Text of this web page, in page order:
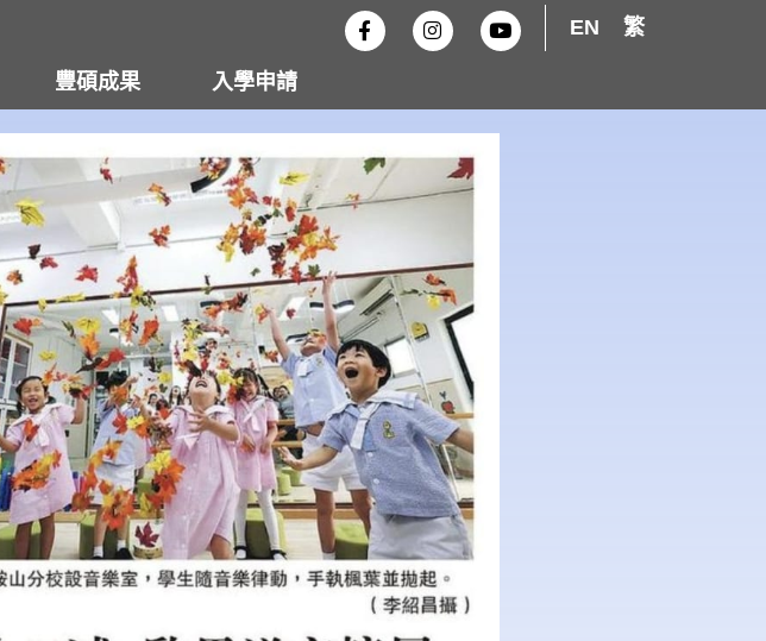
F
a
c
o
o
k
-
f
I
n
s
g
r
a
m
Y
o
u
b
e
EN 繁
豐碩成果 入學申請